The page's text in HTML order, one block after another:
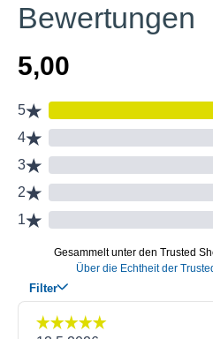
Bewertungen